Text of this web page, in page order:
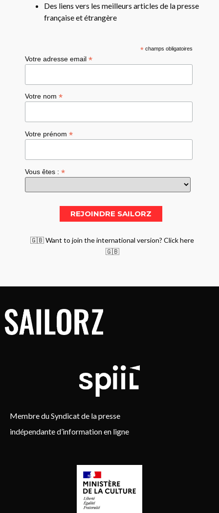
Des liens vers les meilleurs articles de la presse
française et étrangère
*champs obligatoires
Votre adresse email*
Votre nom*
Votre prénom*
Vous êtes :*
🇬🇧 Want to join the international version? Click here
🇬🇧
Membre du Syndicat de la presse
indépendante d’information en ligne